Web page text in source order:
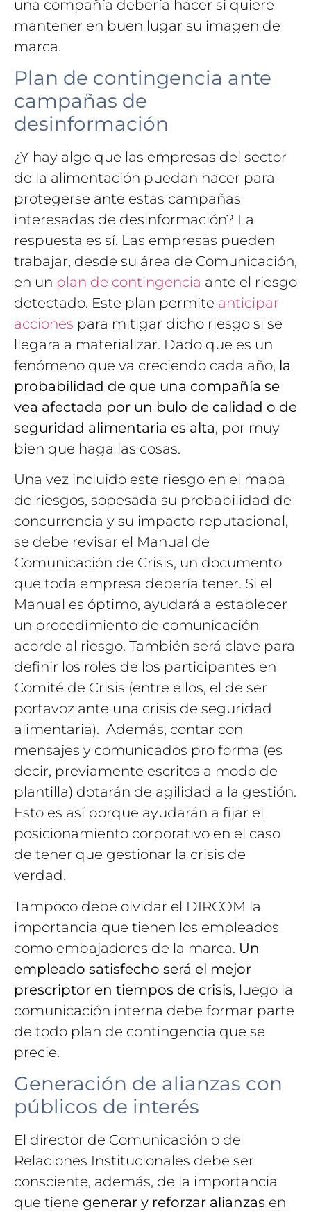
una compañía debería hacer si quiere
mantener en buen lugar su imagen de
marca.
Plan de contingencia ante
campañas de
desinformación
¿Y hay algo que las empresas del sector
de la alimentación puedan hacer para
protegerse ante estas campañas
interesadas de desinformación? La
respuesta es sí. Las empresas pueden
trabajar, desde su área de Comunicación,
en un plan de contingencia ante el riesgo
detectado. Este plan permite anticipar
acciones para mitigar dicho riesgo si se
llegara a materializar. Dado que es un
fenómeno que va creciendo cada año, la
probabilidad de que una compañía se
vea afectada por un bulo de calidad o de
seguridad alimentaria es alta, por muy
bien que haga las cosas.
Una vez incluido este riesgo en el mapa
de riesgos, sopesada su probabilidad de
concurrencia y su impacto reputacional,
se debe revisar el Manual de
Comunicación de Crisis, un documento
que toda empresa debería tener. Si el
Manual es óptimo, ayudará a establecer
un procedimiento de comunicación
acorde al riesgo. También será clave para
definir los roles de los participantes en
Comité de Crisis (entre ellos, el de ser
portavoz ante una crisis de seguridad
alimentaria). Además, contar con
mensajes y comunicados pro forma (es
decir, previamente escritos a modo de
plantilla) dotarán de agilidad a la gestión.
Esto es así porque ayudarán a fijar el
posicionamiento corporativo en el caso
de tener que gestionar la crisis de
verdad.
Tampoco debe olvidar el DIRCOM la
importancia que tienen los empleados
como embajadores de la marca. Un
empleado satisfecho será el mejor
prescriptor en tiempos de crisis, luego la
comunicación interna debe formar parte
de todo plan de contingencia que se
precie.
Generación de alianzas con
públicos de interés
El director de Comunicación o de
Relaciones Institucionales debe ser
consciente, además, de la importancia
que tiene generar y reforzar alianzas en